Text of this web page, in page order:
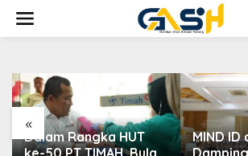
konten
«
Bulan
MIND ID dan PT TIMAH
Dampingi Siswa Pemali